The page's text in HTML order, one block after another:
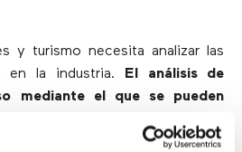
y turismo necesita analizar las
en la industria. El análisis de
mediante el que se pueden
de hoteles, transporte,